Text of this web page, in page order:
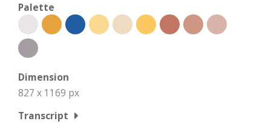
Palette
Dimension
827 x 1169 px
Transcript